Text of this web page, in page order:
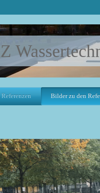
Referenzen Bilder zu den